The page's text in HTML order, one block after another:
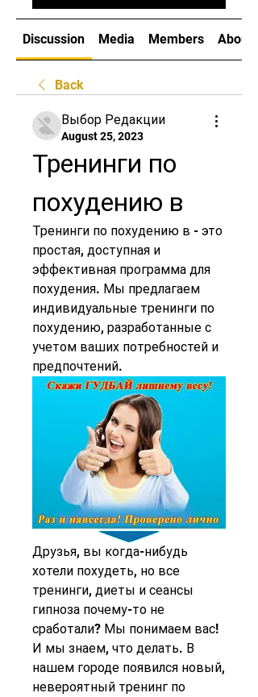
Discussion Media Members About
Back
Выбор Редакции
August 25, 2023
Тренинги по
похудению в
Тренинги по похудению в - это
простая, доступная и
эффективная программа для
похудения. Мы предлагаем
индивидуальные тренинги по
похудению, разработанные с
учетом ваших потребностей и
предпочтений.
Друзья, вы когда-нибудь
хотели похудеть, но все
тренинги, диеты и сеансы
гипноза почему-то не
сработали? Мы понимаем вас!
И мы знаем, что делать. В
нашем городе появился новый,
невероятный тренинг по